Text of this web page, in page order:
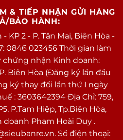
& TIẾP NHẬN GỬI HÀNG
BẢO HÀNH:
KP 2 - P. Tân Mai, Biên Hòa -
0846 023456 Thời gian làm
chứng nhận Kinh doanh:
Biên Hòa (Đăng ký lần đầu
ký thay đổi lần thứ I ngày
: 3603642394 Địa Chỉ: 759,
P.Tam Hiệp, Tp.Biên Hòa,
Phạm Hoài Duy .
Số điện thoại: